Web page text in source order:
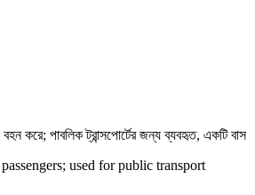
করে; পাবলিক ট্রান্সপোর্টের জন্য ব্যবহৃত, একটি বাস
used for public transport